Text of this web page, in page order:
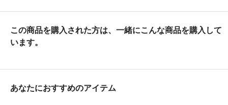
この商品を購入された方は、一緒にこんな商品を購入して
います。
あなたにおすすめのアイテム